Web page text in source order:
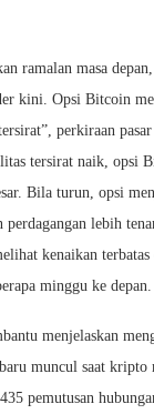
ramalan masa
kini. Opsi Bitcoin
perkiraan
tersirat naik, opsi
Bila turun, opsi
perdagangan lebih
kenaikan
minggu ke depan.
menjelaskan
muncul saat kripto
pemutusan